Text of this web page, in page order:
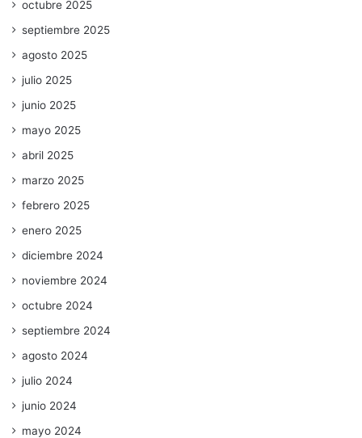
octubre 2025
septiembre 2025
agosto 2025
julio 2025
junio 2025
mayo 2025
abril 2025
marzo 2025
febrero 2025
enero 2025
diciembre 2024
noviembre 2024
octubre 2024
septiembre 2024
agosto 2024
julio 2024
junio 2024
mayo 2024